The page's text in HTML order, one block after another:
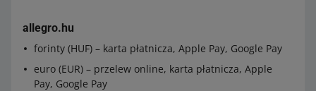
allegro.hu
forinty (HUF) – karta płatnicza, Apple Pay, Google Pay
euro (EUR) – przelew online, karta płatnicza, Apple
Pay, Google Pay